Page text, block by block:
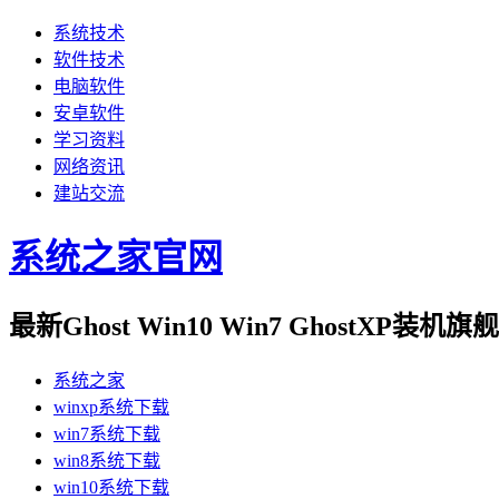
系统技术
软件技术
电脑软件
安卓软件
学习资料
网络资讯
建站交流
系统之家官网
最新Ghost Win10 Win7 GhostXP装机旗
系统之家
winxp系统下载
win7系统下载
win8系统下载
win10系统下载